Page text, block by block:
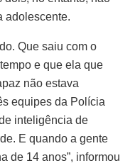
adolescente.
Que saiu com o
e que ela que
não estava
equipes da Polícia
inteligência de
E quando a gente
de 14 anos”, informou